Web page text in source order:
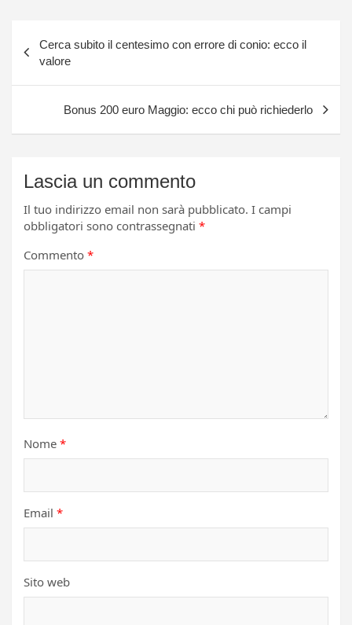
articoli
Cerca subito il centesimo con errore di conio: ecco il
valore
Bonus 200 euro Maggio: ecco chi può richiederlo
Lascia un commento
Il tuo indirizzo email non sarà pubblicato. I campi
obbligatori sono contrassegnati *
Commento *
Nome *
Email *
Sito web